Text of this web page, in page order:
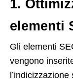
1.
elementi
Gli elementi
vengono